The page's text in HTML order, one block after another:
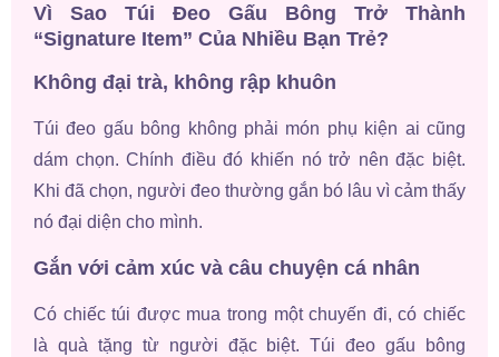
Vì Sao Túi Đeo Gấu Bông Trở Thành
“Signature Item” Của Nhiều Bạn Trẻ?
Không đại trà, không rập khuôn
Túi đeo gấu bông không phải món phụ kiện ai cũng
dám chọn. Chính điều đó khiến nó trở nên đặc biệt.
Khi đã chọn, người đeo thường gắn bó lâu vì cảm thấy
nó đại diện cho mình.
Gắn với cảm xúc và câu chuyện cá nhân
Có chiếc túi được mua trong một chuyến đi, có chiếc
là quà tặng từ người đặc biệt. Túi đeo gấu bông